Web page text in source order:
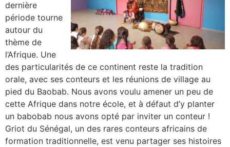
dernière
période tourne
autour du
thème de
l’Afrique. Une
des particularités de ce continent reste la tradition
orale, avec ses conteurs et les réunions de village au
pied du Baobab. Nous avons voulu amener un peu de
cette Afrique dans notre école, et à défaut d’y planter
un babobab nous avons opté par inviter un conteur !
Griot du Sénégal, un des rares conteurs africains de
formation traditionnelle, est venu partager ses histoires